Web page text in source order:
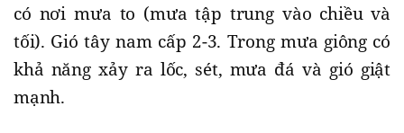
có nơi mưa to (mưa tập trung vào chiều và
tối). Gió tây nam cấp 2-3. Trong mưa giông có
khả năng xảy ra lốc, sét, mưa đá và gió giật
mạnh.